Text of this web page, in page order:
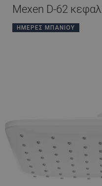
Mexen D-62
ΗΜΈΡΕΣ ΜΠΆΝΙΟΥ